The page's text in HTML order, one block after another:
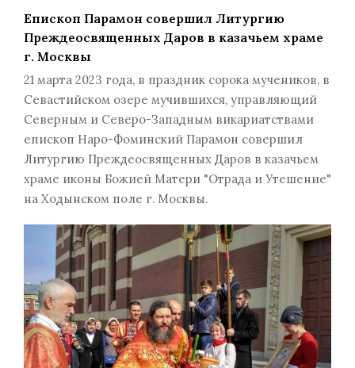
Епископ Парамон совершил Литургию
Преждеосвященных Даров в казачьем храме
г. Москвы
21 марта 2023 года, в праздник сорока мучеников, в
Севастийском озере мучившихся, управляющий
Северным и Северо-Западным викариатствами
епископ Наро-Фоминский Парамон совершил
Литургию Преждеосвященных Даров в казачьем
храме иконы Божией Матери "Отрада и Утешение"
на Ходынском поле г. Москвы.